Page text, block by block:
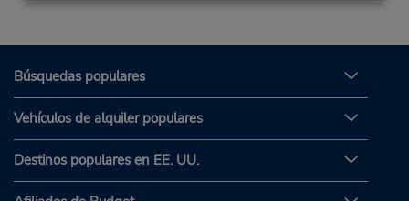
Búsquedas populares
Vehículos de alquiler populares
Destinos populares en EE. UU.